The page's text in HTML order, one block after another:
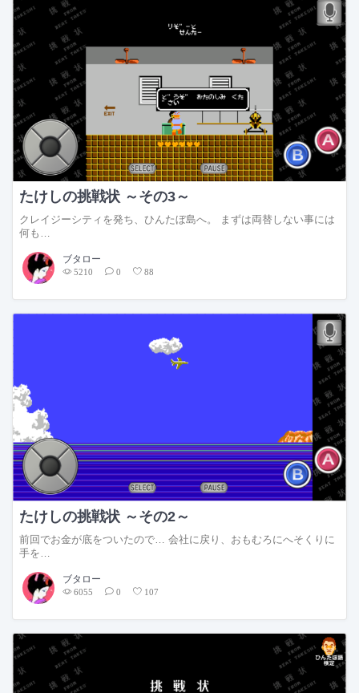
たけしの挑戦状 ～その3～
クレイジーシティを発ち、ひんたぼ島へ。 まずは両替しない事には
何も…
ブタロー
5210 0 88
たけしの挑戦状 ～その2～
前回でお金が底をついたので… 会社に戻り、おもむろにへそくりに
手を…
ブタロー
6055 0 107